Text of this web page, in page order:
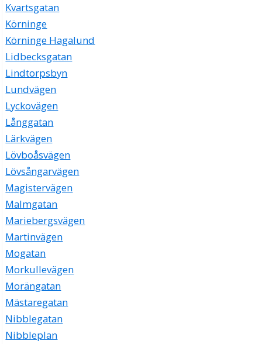
Kvartsgatan
Körninge
Körninge Hagalund
Lidbecksgatan
Lindtorpsbyn
Lundvägen
Lyckovägen
Långgatan
Lärkvägen
Lövboåsvägen
Lövsångarvägen
Magistervägen
Malmgatan
Mariebergsvägen
Martinvägen
Mogatan
Morkullevägen
Morängatan
Mästaregatan
Nibblegatan
Nibbleplan